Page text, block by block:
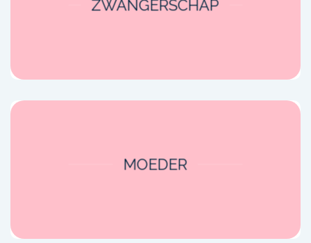
ZWANGERSCHAP
MOEDER